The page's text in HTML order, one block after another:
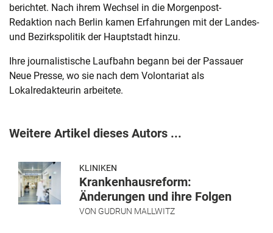
berichtet. Nach ihrem Wechsel in die Morgenpost-
Redaktion nach Berlin kamen Erfahrungen mit der Landes-
und Bezirkspolitik der Hauptstadt hinzu.
Ihre journalistische Laufbahn begann bei der Passauer
Neue Presse, wo sie nach dem Volontariat als
Lokalredakteurin arbeitete.
Weitere Artikel dieses Autors ...
KLINIKEN
Krankenhausreform:
Änderungen und ihre Folgen
VON GUDRUN MALLWITZ